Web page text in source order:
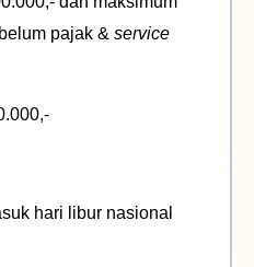
pajak & service
hari libur nasional